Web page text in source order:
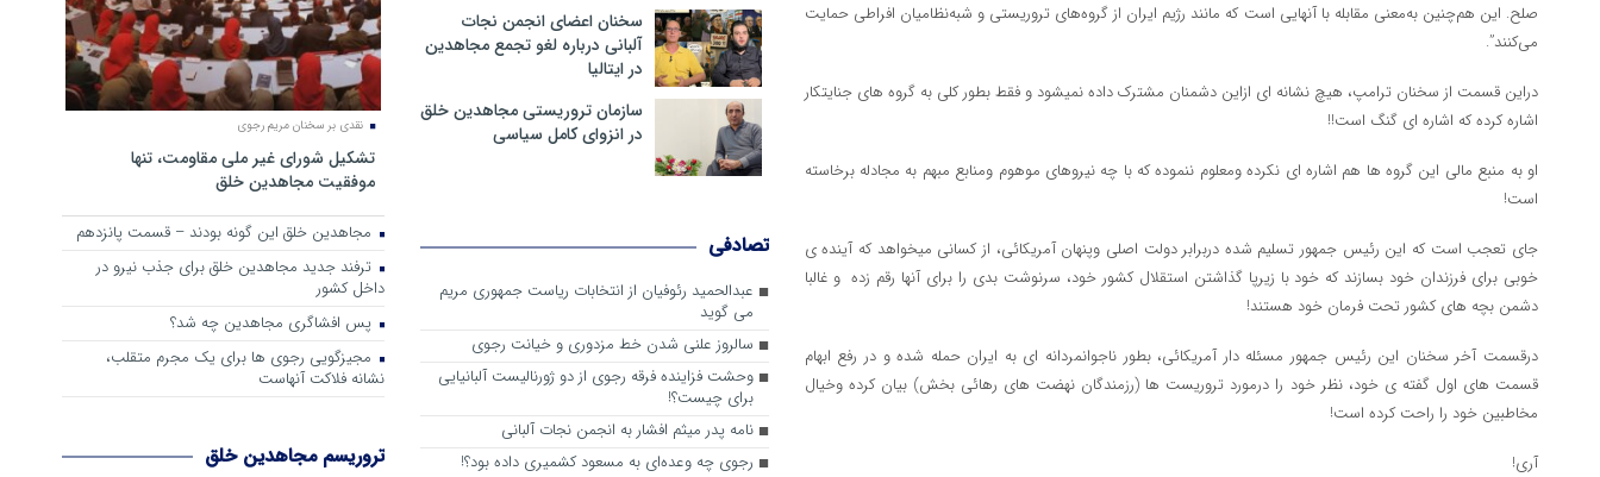
صلح. این هم‌چنین به‌معنی مقابله با آنهایی است که مانند رژیم ایران از گروه‌های تروریستی و شبه‌نظامیان افراطی حمایت
می‌کنند”.
دراین قسمت از سخنان ترامپ، هیچ نشانه ای ازاین دشمنان مشترک داده نمیشود و فقط بطور کلی به گروه های جنایتکار
اشاره کرده که اشاره ای گنگ است!!
او به منبع مالی این گروه ها هم اشاره ای نکرده ومعلوم ننموده که با چه نیروهای موهوم ومنابع مبهم به مجادله برخاسته
است!
جای تعجب است که این رئیس جمهور تسلیم شده دربرابر دولت اصلی وپنهان آمریکائی، از کسانی میخواهد که آینده ی
خوبی برای فرزندان خود بسازند که خود با زیرپا گذاشتن استقلال کشور خود، سرنوشت بدی را برای آنها رقم زده و غالبا
دشمن بچه های کشور تحت فرمان خود هستند!
درقسمت آخر سخنان این رئیس جمهور مسئله دار آمریکائی، بطور ناجوانمردانه ای به ایران حمله شده و در رفع ابهام
قسمت های اول گفته ی خود، نظر خود را درمورد تروریست ها (رزمندگان نهضت های رهائی بخش) بیان کرده وخیال
مخاطبین خود را راحت کرده است!
آری!
سخنان اعضای انجمن نجات
آلبانی درباره لغو تجمع مجاهدین
در ایتالیا
سازمان تروریستی مجاهدین خلق
در انزوای کامل سیاسی
تصادفی
عبدالحمید رئوفیان از انتخابات ریاست جمهوری مریم
می گوید
سالروز علنی شدن خط مزدوری و خیانت رجوی
وحشت فزاینده فرقه رجوی از دو ژورنالیست آلبانیایی
برای چیست؟!
نامه پدر میثم افشار به انجمن نجات آلبانی
رجوی چه وعده‌ای به مسعود کشمیری داده بود؟!
نقدی بر سخنان مریم رجوی
تشکیل شورای غیر ملی مقاومت، تنها
موفقیت مجاهدین خلق
مجاهدین خلق این گونه بودند – قسمت پانزدهم
ترفند جدید مجاهدین خلق برای جذب نیرو در
داخل کشور
پس افشاگری مجاهدین چه شد؟
مجیزگویی رجوی ها برای یک مجرم متقلب،
نشانه فلاکت آنهاست
تروریسم مجاهدین خلق